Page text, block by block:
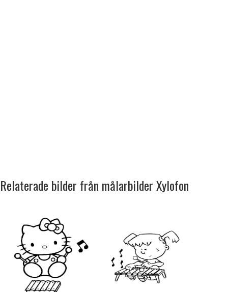
Relaterade bilder från målarbilder Xylofon